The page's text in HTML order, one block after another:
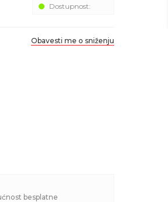
Dostupnost:
Obavesti me o sniženju
besplatne